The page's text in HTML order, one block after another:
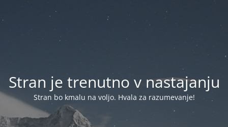
Stran je trenutno v nastajanju
Stran bo kmalu na voljo. Hvala za razumevanje!